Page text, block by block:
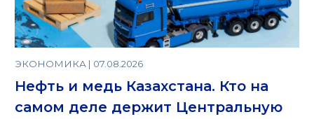
ЭКОНОМИКА | 07.08.2026
Нефть и медь Казахстана. Кто на
самом деле держит Центральную